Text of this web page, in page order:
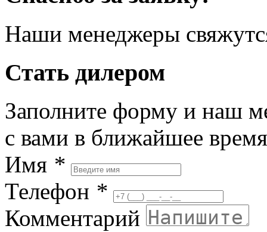
Наши менеджеры
Стать дилером
Заполните форму и наш
с вами в ближайшее время
Имя *
Телефон *
Комментарий